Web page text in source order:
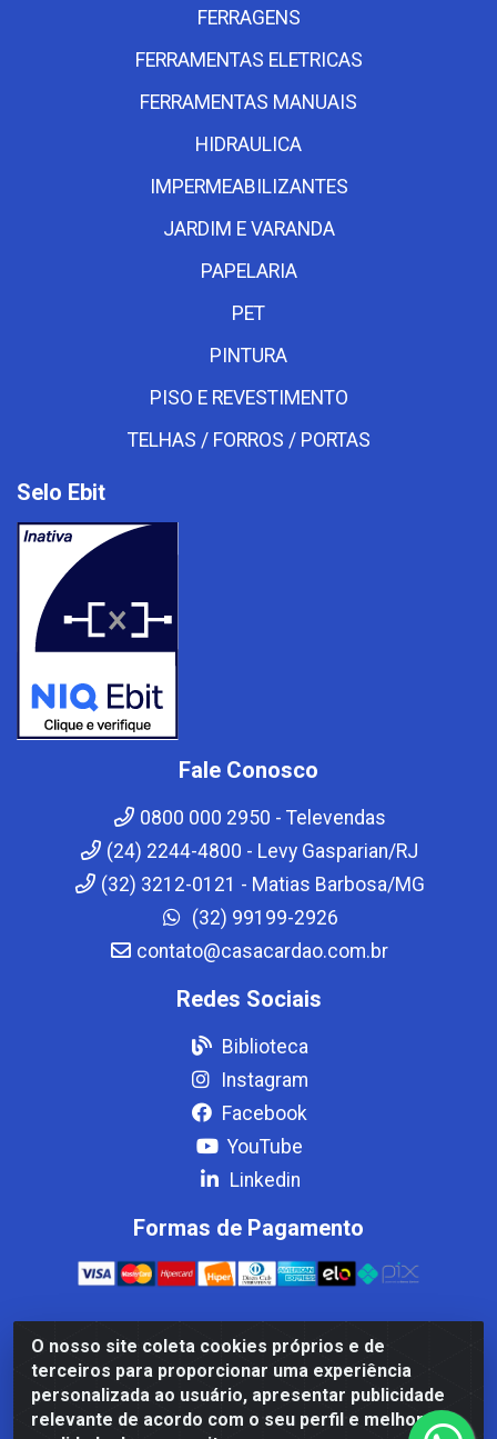
O nosso site coleta cookies próprios e de
terceiros para proporcionar uma experiência
personalizada ao usuário, apresentar publicidade
relevante de acordo com o seu perfil e melhorar a
FERRAGENS
FERRAMENTAS ELETRICAS
FERRAMENTAS MANUAIS
HIDRAULICA
IMPERMEABILIZANTES
JARDIM E VARANDA
PAPELARIA
PET
PINTURA
PISO E REVESTIMENTO
TELHAS / FORROS / PORTAS
Selo Ebit
Fale Conosco
0800 000 2950 - Televendas
(24) 2244-4800 - Levy Gasparian/RJ
(32) 3212-0121 - Matias Barbosa/MG
(32) 99199-2926
contato@casacardao.com.br
Redes Sociais
Biblioteca
Instagram
Facebook
YouTube
Linkedin
Formas de Pagamento
Casa Cardão LTDA - Av. Amaral Peixoto, 910 - Afonso
ArinosCom, Levy Gasparian/RJ - CEP 25.875-000 - CNPJ
32.287.542/0001-83